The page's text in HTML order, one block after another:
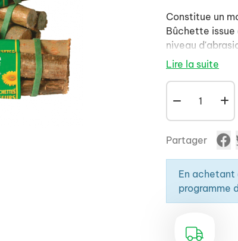
Constitue un
Bûchette
niveau
Lire la suite
Partager
En achetant
programme